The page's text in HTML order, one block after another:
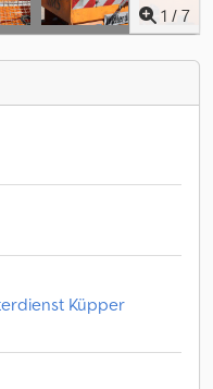
1 / 7
Küpper